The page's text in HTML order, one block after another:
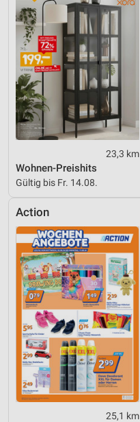
23,3 km
Wohnen-Preishits
Gültig bis Fr. 14.08.
Action
25,1 km